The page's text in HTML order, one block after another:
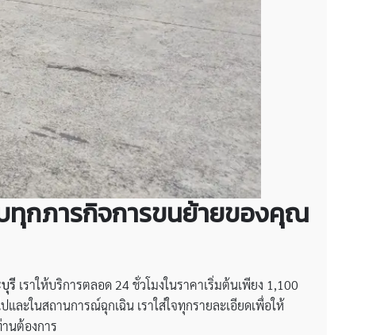
ทุกภารกิจการขนย้ายของคุณ
รี เราให้บริการตลอด 24 ชั่วโมงในราคาเริ่มต้นเพียง 1,100
ะในสถานการณ์ฉุกเฉิน เราใส่ใจทุกรายละเอียดเพื่อให้
นต้องการ